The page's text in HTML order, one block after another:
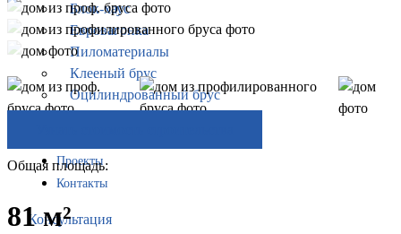
Блок-хаус
Евровагонка
Пиломатериалы
Клееный брус
Оцилиндрованный брус
Проекты
Контакты
Консультация
Общая площадь:
81 м²